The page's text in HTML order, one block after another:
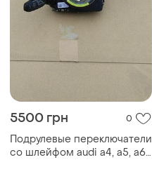
5500 грн 0
Подрулевые переключатели
со шлейфом audi a4, a5, a6,